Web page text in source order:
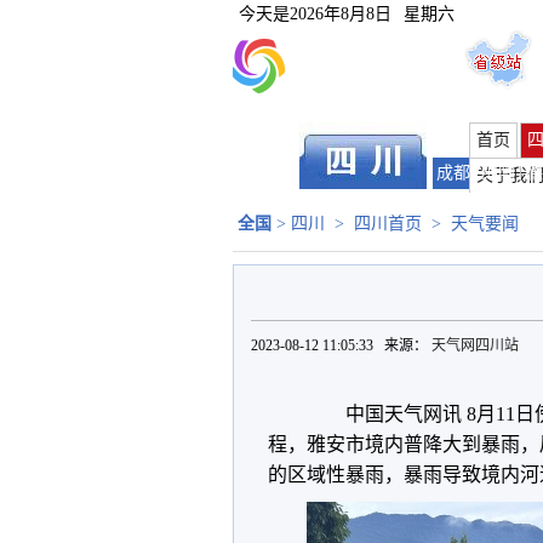
今天是2026年8月8日 星期六
首页
关于我们
成都 绵阳 |
全国 > 四川 > 四川首页 > 天气要闻
2023-08-12 11:05:33 来源： 天气网四川站
中国天气网讯 8月11日
程，雅安市境内普降大到暴雨
的区域性暴雨，暴雨导致境内